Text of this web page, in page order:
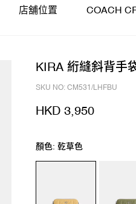
店舖位置 COACH
KIRA 絎縫斜背手
SKU NO: CM531/LHFBU
HKD 3,950
顏色: 乾草色